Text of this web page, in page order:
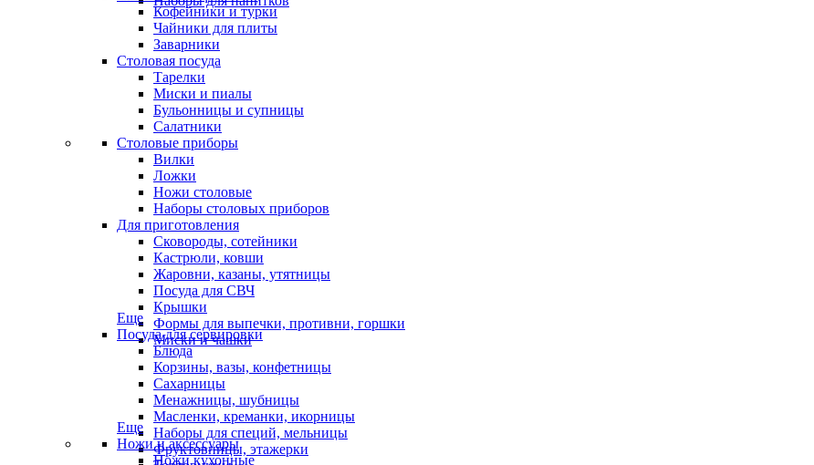
Кофейники и турки
Чайники для плиты
Заварники
Столовая посуда
Тарелки
Миски и пиалы
Бульонницы и супницы
Салатники
Столовые приборы
Вилки
Ложки
Ножи столовые
Наборы столовых приборов
Для приготовления
Сковороды, сотейники
Кастрюли, ковши
Жаровни, казаны, утятницы
Посуда для СВЧ
Крышки
Формы для выпечки, противни, горшки
Миски и чашки
Еще
Посуда для сервировки
Блюда
Корзины, вазы, конфетницы
Сахарницы
Менажницы, шубницы
Масленки, креманки, икорницы
Наборы для специй, мельницы
Фруктовницы, этажерки
Еще
Ножи и аксессуары
Ножи кухонные